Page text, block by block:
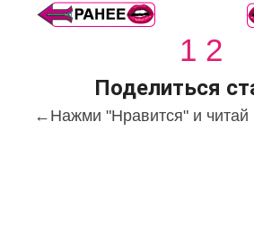
1 2
Поделиться
← Нажми "Нравится" и читай